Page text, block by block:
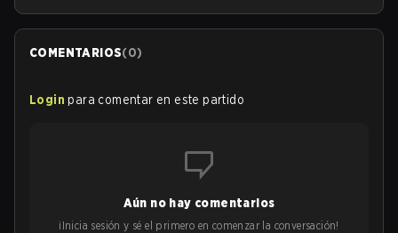
COMENTARIOS(0)
Login para comentar en este partido
Aún no hay comentarios
¡Inicia sesión y sé el primero en comenzar la conversación!